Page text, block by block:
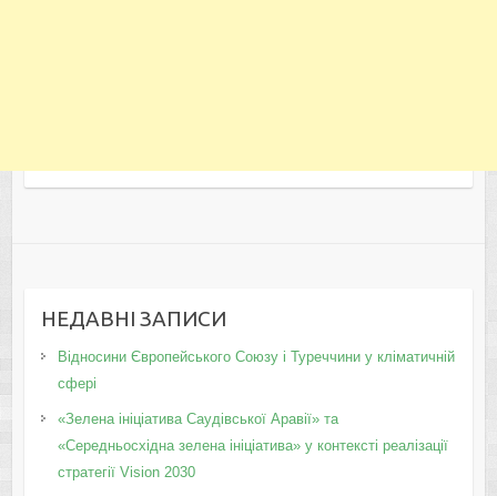
НЕДАВНІ ЗАПИСИ
Відносини Європейського Союзу і Туреччини у кліматичній
сфері
«Зелена ініціатива Саудівської Аравії» та
«Середньосхідна зелена ініціатива» у контексті реалізації
стратегії Vision 2030